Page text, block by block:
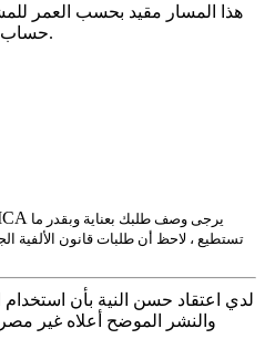
حساب أو تسجيل الدخول لتأكيد عمرك.
يرجى وصف طلبك بعناية وبقدر ما
تستطيع ، لاحظ أن طلبات قانون الألفية
لدي اعتقاد حسن النية بأن
والنشر الموضح أعلاه غير